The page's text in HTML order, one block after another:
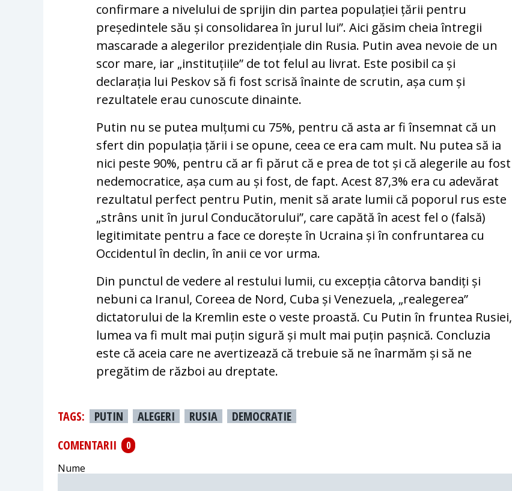
confirmare a nivelului de sprijin din partea populației țării pentru
președintele său și consolidarea în jurul lui”. Aici găsim cheia întregii
mascarade a alegerilor prezidențiale din Rusia. Putin avea nevoie de un
scor mare, iar „instituțiile” de tot felul au livrat. Este posibil ca și
declarația lui Peskov să fi fost scrisă înainte de scrutin, așa cum și
rezultatele erau cunoscute dinainte.
Putin nu se putea mulțumi cu 75%, pentru că asta ar fi însemnat că un
sfert din populația țării i se opune, ceea ce era cam mult. Nu putea să ia
nici peste 90%, pentru că ar fi părut că e prea de tot și că alegerile au fost
nedemocratice, așa cum au și fost, de fapt. Acest 87,3% era cu adevărat
rezultatul perfect pentru Putin, menit să arate lumii că poporul rus este
„strâns unit în jurul Conducătorului”, care capătă în acest fel o (falsă)
legitimitate pentru a face ce dorește în Ucraina și în confruntarea cu
Occidentul în declin, în anii ce vor urma.
Din punctul de vedere al restului lumii, cu excepția câtorva bandiți și
nebuni ca Iranul, Coreea de Nord, Cuba și Venezuela, „realegerea”
dictatorului de la Kremlin este o veste proastă. Cu Putin în fruntea Rusiei,
lumea va fi mult mai puțin sigură și mult mai puțin pașnică. Concluzia
este că aceia care ne avertizează că trebuie să ne înarmăm și să ne
pregătim de război au dreptate.
TAGS: PUTIN ALEGERI RUSIA
DEMOCRATIE
COMENTARII
0
Nume